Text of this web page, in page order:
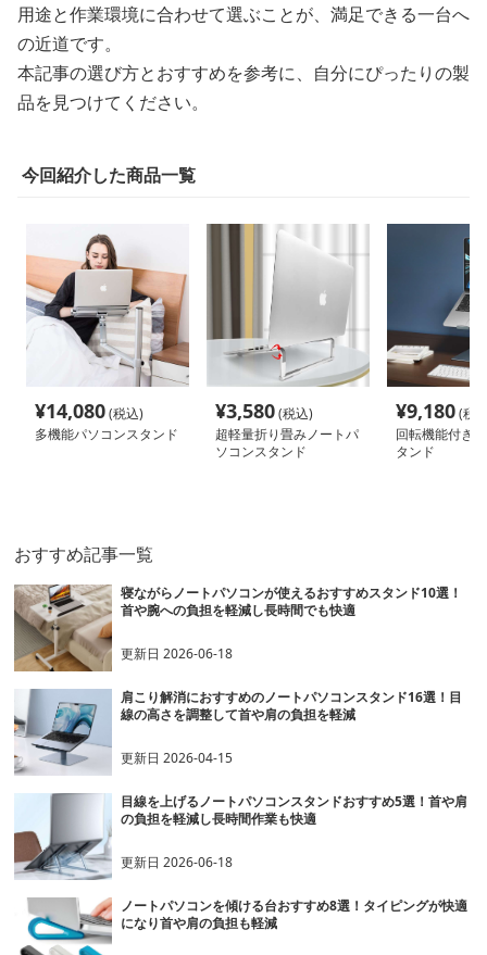
用途と作業環境に合わせて選ぶことが、満足できる一台へ
の近道です。
本記事の選び方とおすすめを参考に、自分にぴったりの製
品を見つけてください。
今回紹介した商品一覧
¥14,080(税込)
多機能パソコンスタンド
¥3,580(税込)
超軽量折り畳みノートパ
ソコンスタンド
¥9,180(税
回転機能付き
タンド
おすすめ記事一覧
寝ながらノートパソコンが使えるおすすめスタンド10選！
首や腕への負担を軽減し長時間でも快適
更新日2026-06-18
肩こり解消におすすめのノートパソコンスタンド16選！目
線の高さを調整して首や肩の負担を軽減
更新日2026-04-15
目線を上げるノートパソコンスタンドおすすめ5選！首や肩
の負担を軽減し長時間作業も快適
更新日2026-06-18
ノートパソコンを傾ける台おすすめ8選！タイピングが快適
になり首や肩の負担も軽減